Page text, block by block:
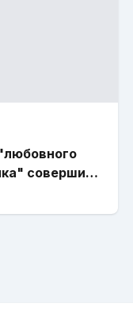
совершили